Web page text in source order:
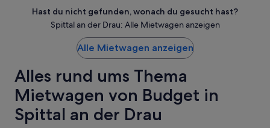
Hast du nicht gefunden, wonach du gesucht hast?
Spittal an der Drau: Alle Mietwagen anzeigen
Alle Mietwagen anzeigen
Alles rund ums Thema
Mietwagen von Budget in
Spittal an der Drau